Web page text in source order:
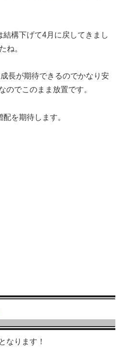
構下げて4月に戻してきまし
ね。
長が期待できるのでかなり安
のでこのまま放置です。
を期待します。
なります！